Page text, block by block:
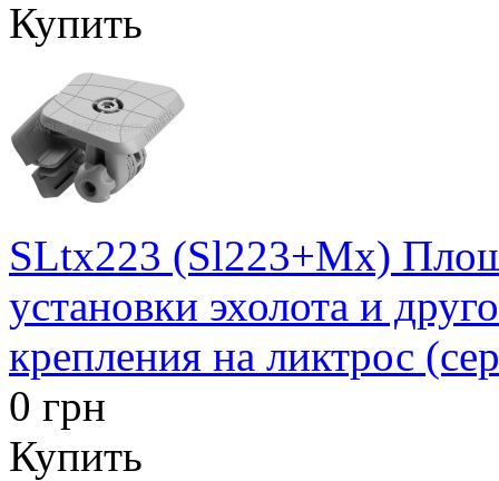
Купить
SLtx223 (Sl223+Mx)
установки эхолота и
крепления на ликтрос
0 грн
Купить